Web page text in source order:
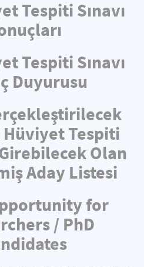
Tespiti Sınavı
Tespiti Sınavı
Duyurusu
Tespiti
Girebilecek Olan
Aday Listesi
for
/ PhD